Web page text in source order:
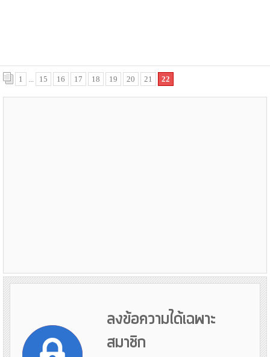
1 ... 15 16 17 18 19 20 21 22
ลงข้อความได้เฉพาะ
สมาชิก